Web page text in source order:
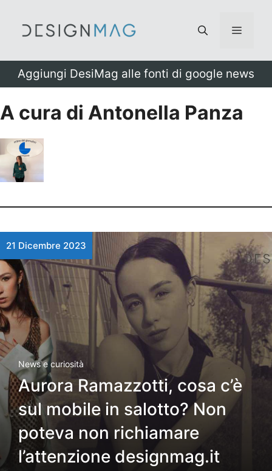
Menu
Aggiungi DesiMag alle fonti di google news
A cura di Antonella Panza
21 Dicembre 2023
News e curiosità
Aurora Ramazzotti, cosa c’è
sul mobile in salotto? Non
poteva non richiamare
l’attenzione designmag.it